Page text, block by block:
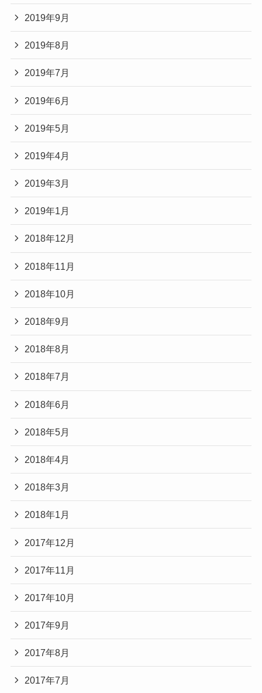
2019年9月
2019年8月
2019年7月
2019年6月
2019年5月
2019年4月
2019年3月
2019年1月
2018年12月
2018年11月
2018年10月
2018年9月
2018年8月
2018年7月
2018年6月
2018年5月
2018年4月
2018年3月
2018年1月
2017年12月
2017年11月
2017年10月
2017年9月
2017年8月
2017年7月